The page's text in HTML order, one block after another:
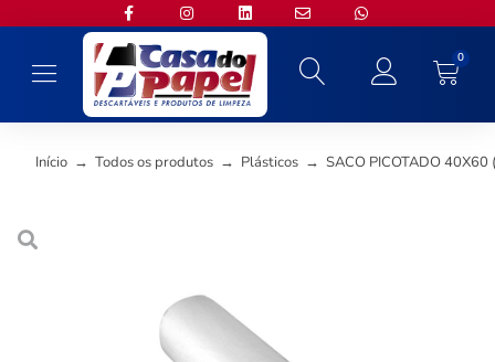
0
Início → Todos os produtos → Plásticos → SACO PICOTADO